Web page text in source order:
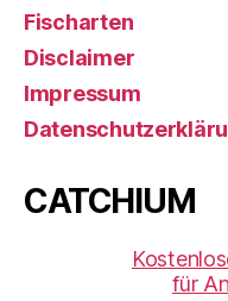
Fischarten
Disclaimer
Impressum
CATCHIUM
für